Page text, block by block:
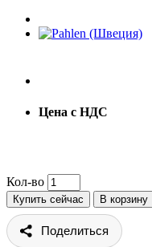
Цена с НДС
Кол-во
Купить сейчас В корзину
Поделиться